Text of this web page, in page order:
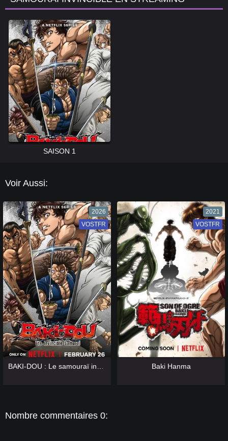
SAISON 1
Voir Aussi:
2026
VF
VOSTFR
2021
VF
VOSTFR
Baki Hanma
Nombre commentaires 0: